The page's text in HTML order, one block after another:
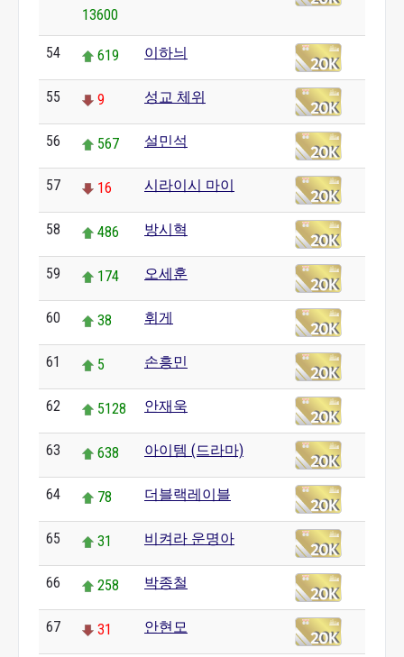
13600
54 619 이하늬
55 9 성교 체위
56 567 설민석
57 16 시라이시 마이
58 486 방시혁
59 174 오세훈
60 38 휘게
61 5 손흥민
62 5128 안재욱
63 638 아이템 (드라마)
64 78 더블랙레이블
65 31 비켜라 운명아
66 258 박종철
67 31 안현모